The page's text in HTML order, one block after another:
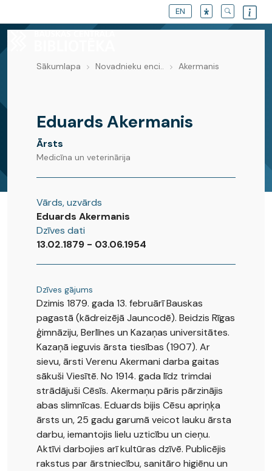
EN
Novadnieku enciklopēdija
Sākumlapa Novadnieku enci.. Akermanis
Eduards Akermanis
Ārsts
Medicīna un veterinārija
Vārds, uzvārds
Eduards Akermanis
Dzīves dati
13.02.1879 - 03.06.1954
Dzīves gājums
Dzimis 1879. gada 13. februārī Bauskas
pagastā (kādreizējā Jauncodē). Beidzis Rīgas
ģimnāziju, Berlīnes un Kazaņas universitātes.
Kazaņā ieguvis ārsta tiesības (1907). Ar
sievu, ārsti Verenu Akermani darba gaitas
sākuši Viesītē. No 1914. gada līdz trimdai
strādājuši Cēsīs. Akermaņu pāris pārzinājis
abas slimnīcas. Eduards bijis Cēsu apriņķa
ārsts un, 25 gadu garumā veicot lauku ārsta
darbu, iemantojis lielu uzticību un cieņu.
Aktīvi darbojies arī kultūras dzīvē. Publicējis
rakstus par ārstniecību, sanitāro higiēnu un